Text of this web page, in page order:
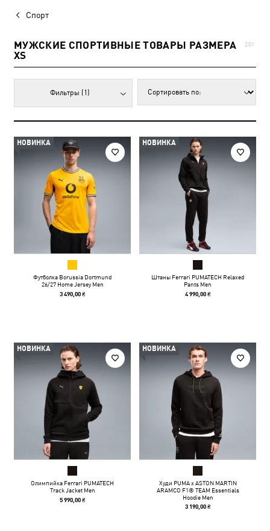
Спорт
МУЖСКИЕ СПОРТИВНЫЕ ТОВАРЫ РАЗМЕРА
XS
201
Фильтры (1)
НОВИНКА
Футболка Borussia Dortmund
26/27 Home Jersey Men
3 490,00 ₴
НОВИНКА
Штаны Ferrari PUMATECH Relaxed
Pants Men
4 990,00 ₴
НОВИНКА
Олимпийка Ferrari PUMATECH
Track Jacket Men
5 990,00 ₴
НОВИНКА
Худи PUMA x ASTON MARTIN
ARAMCO F1® TEAM Essentials
Hoodie Men
3 190,00 ₴